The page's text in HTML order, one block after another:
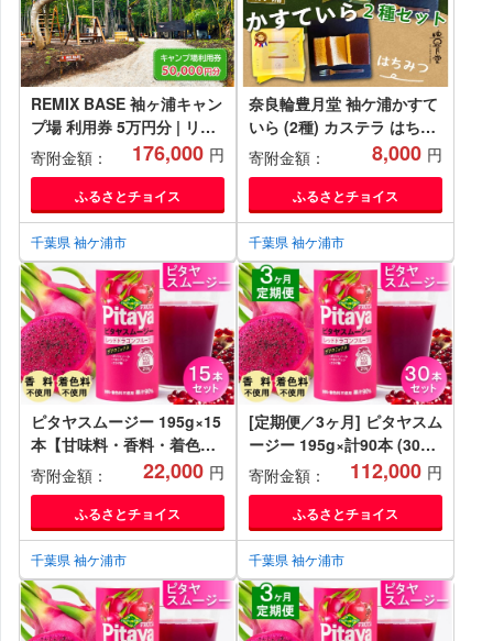
REMIX BASE 袖ヶ浦キャン
プ場 利用券 5万円分 | リミ
ックス 宿泊 BBQ 遊ぶ 焚火
キャンプ 広い 貸切 オート
テント アクティビティ 自然
アクアライン 関東 千葉 房
総 袖ケ浦 [0396ch]
寄附金額： 176,000 円
ふるさとチョイス
千葉県 袖ケ浦市
奈良輪豊月堂 袖ケ浦かすて
いら (2種) カステラ はちみ
つ ブランド卵 [0217]
寄附金額： 8,000 円
ふるさとチョイス
千葉県 袖ケ浦市
ピタヤスムージー 195g×15
本【甘味料・香料・着色料
未使用】｜ピタヤ ドラゴン
フルーツ ザクロ ジュース
フルーツ 果物 くだもの 濃
厚 ポリフェノール ベタシア
ニン エラグ酸 朝食 おやつ
紙 カートカン 袖ケ浦 千葉
[0436ch]
寄附金額： 22,000 円
ふるさとチョイス
千葉県 袖ケ浦市
[定期便／3ヶ月] ピタヤスム
ージー 195g×計90本 (30本
×3回)【甘味料・香料・着色
料未使用】｜ピタヤ ドラゴ
ンフルーツ ザクロ ジュース
フルーツ 果物 くだもの 濃
厚 ポリフェノール ベタシア
ニン エラグ酸 朝食 おやつ
紙 カートカン 袖ケ浦 千葉
[0439ch]
寄附金額： 112,000 円
ふるさとチョイス
千葉県 袖ケ浦市